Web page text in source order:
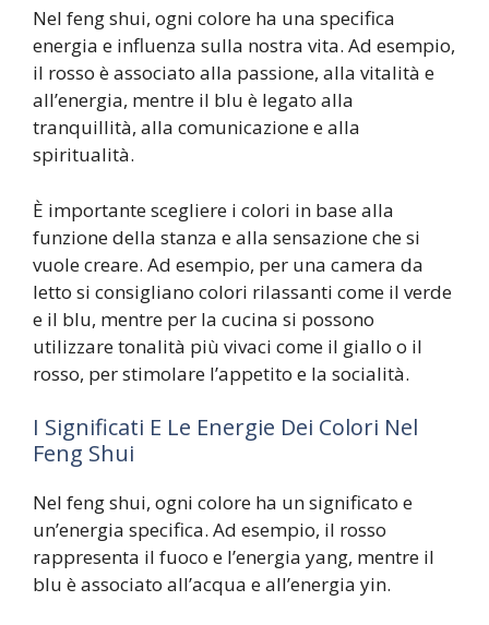
Nel feng shui, ogni colore ha una specifica
energia e influenza sulla nostra vita. Ad esempio,
il rosso è associato alla passione, alla vitalità e
all’energia, mentre il blu è legato alla
tranquillità, alla comunicazione e alla
spiritualità.
È importante scegliere i colori in base alla
funzione della stanza e alla sensazione che si
vuole creare. Ad esempio, per una camera da
letto si consigliano colori rilassanti come il verde
e il blu, mentre per la cucina si possono
utilizzare tonalità più vivaci come il giallo o il
rosso, per stimolare l’appetito e la socialità.
I Significati E Le Energie Dei Colori Nel
Feng Shui
Nel feng shui, ogni colore ha un significato e
un’energia specifica. Ad esempio, il rosso
rappresenta il fuoco e l’energia yang, mentre il
blu è associato all’acqua e all’energia yin.